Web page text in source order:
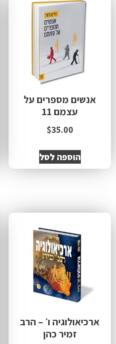
אנשים מספרים על
עצמם 11
$35.00
הוספה לסל
ארכיאולוגיה ו׳ – הרב
זמיר כהן